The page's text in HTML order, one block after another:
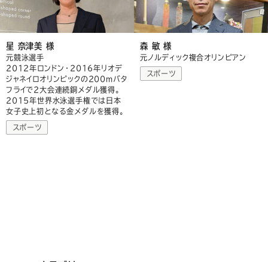
星 奈津美 様
元競泳選手
2012年ロンドン・2016年リオデ
ジャネイロオリンピックの200mバタ
フライで2大会連続銅メダル獲得。
2015年世界水泳選手権では日本
女子史上初となる金メダルを獲得。
スポーツ
森 敏 様
元ノルディック複合オリンピアン
スポーツ